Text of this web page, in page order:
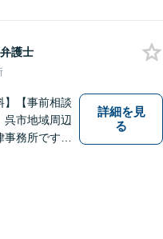
弁護士
】【事前相談
呉市地域周辺
務所です。
詳細を見
る